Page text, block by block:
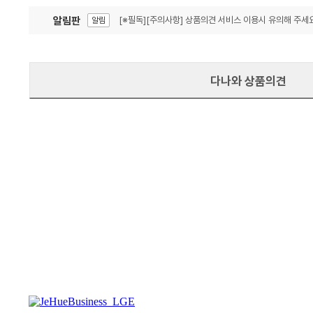
알림판 알림 [※필독][주의사항] 상품의견 서비스 이용시 유의해 주세
다나와 상품의견